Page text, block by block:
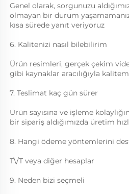
Genel olarak, sorgunuzu
olmayan bir durum
kısa sürede yanıt veriyoruz
6. Kalitenizi nasıl bilebilirim
Ürün resimleri, gerçek çekim
gibi kaynaklar aracılığıyla
7. Teslimat kaç gün sürer
Ürün sayısına ve işleme
bir sipariş aldığımızda üretim
8. Hangi ödeme yöntemlerini
T\/T veya diğer hesaplar
9. Neden bizi seçmeli